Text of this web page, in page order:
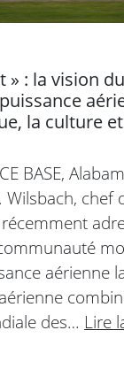
: la vision
la culture
BASE,
chef
récemment
aérienne
des… Lire